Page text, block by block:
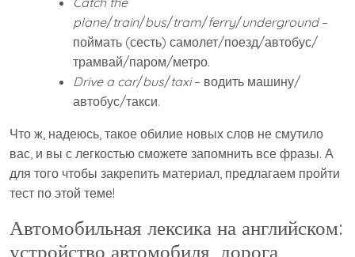
plane/train/bus/tram/ferry/underground–
поймать (сесть) самолет/поезд/автобус/
трамвай/паром/метро.
Drive a car/bus/taxi– водить машину/
автобус/такси.
Что ж, надеюсь, такое обилие новых слов не смутило
вас, и вы с легкостью сможете запомнить все фразы. А
для того чтобы закрепить материал, предлагаем пройти
тест по этой теме!
Автомобильная лексика на английском:
устройство автомобиля, дорога,